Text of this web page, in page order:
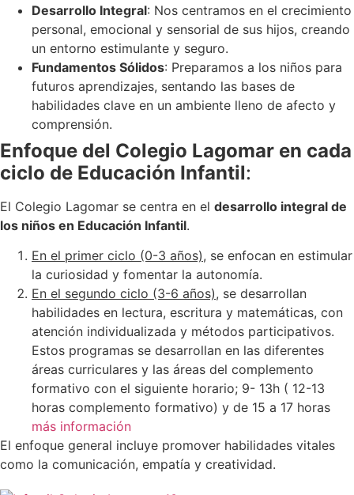
Desarrollo Integral: Nos centramos en el crecimiento
personal, emocional y sensorial de sus hijos, creando
un entorno estimulante y seguro.
Fundamentos Sólidos: Preparamos a los niños para
futuros aprendizajes, sentando las bases de
habilidades clave en un ambiente lleno de afecto y
comprensión.
Enfoque del Colegio Lagomar en cada
ciclo de Educación Infantil:
El Colegio Lagomar se centra en el desarrollo integral de
los niños en Educación Infantil.
En el primer ciclo (0-3 años), se enfocan en estimular
la curiosidad y fomentar la autonomía.
En el segundo ciclo (3-6 años), se desarrollan
habilidades en lectura, escritura y matemáticas, con
atención individualizada y métodos participativos.
Estos programas se desarrollan en las diferentes
áreas curriculares y las áreas del complemento
formativo con el siguiente horario; 9- 13h ( 12-13
horas complemento formativo) y de 15 a 17 horas
más información
El enfoque general incluye promover habilidades vitales
como la comunicación, empatía y creatividad.